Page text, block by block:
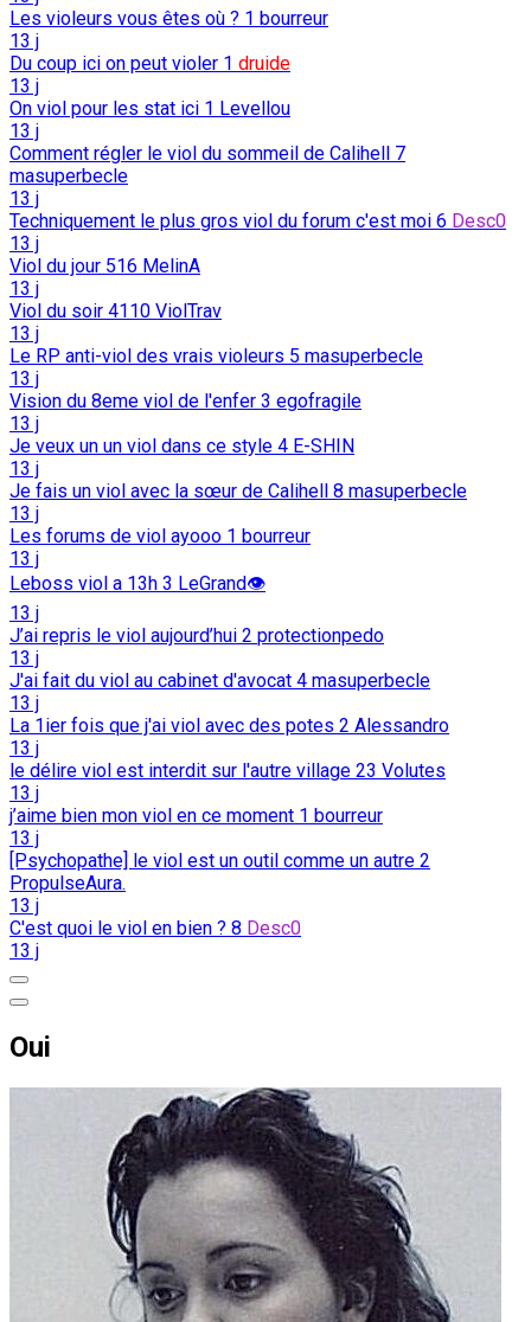
Les violeurs vous êtes où ? 1 bourreur
13 j
Du coup ici on peut violer 1 druide
13 j
On viol pour les stat ici 1 Levellou
13 j
Comment régler le viol du sommeil de Calihell 7
masuperbecle
13 j
Techniquement le plus gros viol du forum c'est moi 6 Desc0
13 j
Viol du jour 516 MelinA
13 j
Viol du soir 4110 ViolTrav
13 j
Le RP anti-viol des vrais violeurs 5 masuperbecle
13 j
Vision du 8eme viol de l'enfer 3 egofragile
13 j
Je veux un un viol dans ce style 4 E-SHIN
13 j
Je fais un viol avec la sœur de Calihell 8 masuperbecle
13 j
Les forums de viol ayooo 1 bourreur
13 j
Leboss viol a 13h 3 LeGrand👁️
13 j
J’ai repris le viol aujourd’hui 2 protectionpedo
13 j
J'ai fait du viol au cabinet d'avocat 4 masuperbecle
13 j
La 1ier fois que j'ai viol avec des potes 2 Alessandro
13 j
le délire viol est interdit sur l'autre village 23 Volutes
13 j
j’aime bien mon viol en ce moment 1 bourreur
13 j
[Psychopathe] le viol est un outil comme un autre 2
PropulseAura.
13 j
C'est quoi le viol en bien ? 8 Desc0
13 j
Oui